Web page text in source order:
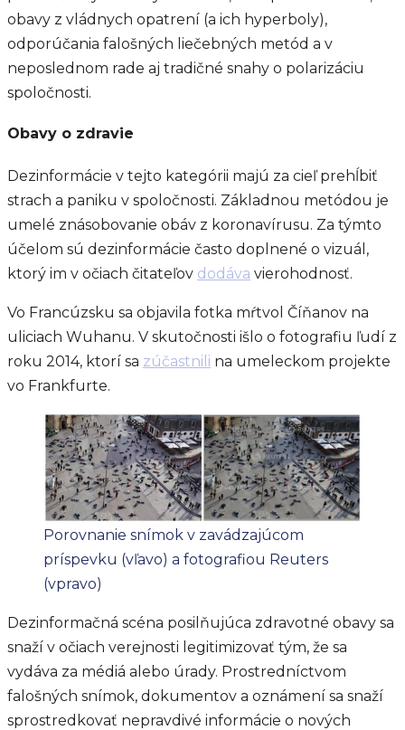
obavy z vládnych opatrení (a ich hyperboly),
odporúčania falošných liečebných metód a v
neposlednom rade aj tradičné snahy o polarizáciu
spoločnosti.
Obavy o zdravie
Dezinformácie v tejto kategórii majú za cieľ prehĺbiť
strach a paniku v spoločnosti. Základnou metódou je
umelé znásobovanie obáv z koronavírusu. Za týmto
účelom sú dezinformácie často doplnené o vizuál,
ktorý im v očiach čitateľov dodáva vierohodnosť.
Vo Francúzsku sa objavila fotka mŕtvol Číňanov na
uliciach Wuhanu. V skutočnosti išlo o fotografiu ľudí z
roku 2014, ktorí sa zúčastnili na umeleckom projekte
vo Frankfurte.
Porovnanie snímok v zavádzajúcom
príspevku (vľavo) a fotografiou Reuters
(vpravo)
Dezinformačná scéna posilňujúca zdravotné obavy sa
snaží v očiach verejnosti legitimizovať tým, že sa
vydáva za médiá alebo úrady. Prostredníctvom
falošných snímok, dokumentov a oznámení sa snaží
sprostredkovať nepravdivé informácie o nových